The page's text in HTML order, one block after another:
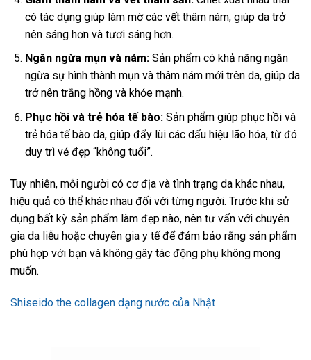
có tác dụng giúp làm mờ các vết thâm nám, giúp da trở
nên sáng hơn và tươi sáng hơn.
Ngăn ngừa mụn và nám:Sản phẩm có khả năng ngăn
ngừa sự hình thành mụn và thâm nám mới trên da, giúp da
trở nên trắng hồng và khỏe mạnh.
Phục hồi và trẻ hóa tế bào:Sản phẩm giúp phục hồi và
trẻ hóa tế bào da, giúp đẩy lùi các dấu hiệu lão hóa, từ đó
duy trì vẻ đẹp “không tuổi”.
Tuy nhiên, mỗi người có cơ địa và tình trạng da khác nhau,
hiệu quả có thể khác nhau đối với từng người. Trước khi sử
dụng bất kỳ sản phẩm làm đẹp nào, nên tư vấn với chuyên
gia da liễu hoặc chuyên gia y tế để đảm bảo rằng sản phẩm
phù hợp với bạn và không gây tác động phụ không mong
muốn.
Shiseido the collagen dạng nước của Nhật